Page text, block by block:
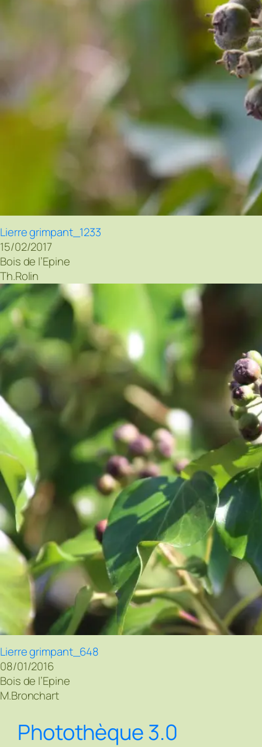
Lierre grimpant_1233
15/02/2017
Bois de l’Epine
Th.Rolin
Lierre grimpant_648
08/01/2016
Bois de l’Epine
M.Bronchart
Photothèque 3.0